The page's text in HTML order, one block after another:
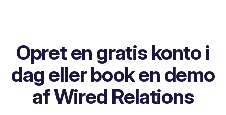
Opret en gratis konto i
dag eller book en demo
af Wired Relations